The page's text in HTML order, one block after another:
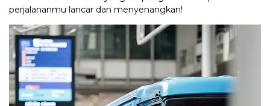
perjalananmu lancar dan menyenangkan!